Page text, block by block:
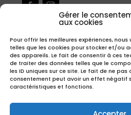
Gérer le
aux cookies
Pour offrir les meilleures expériences,
telles que les cookies pour stocker et/ou
des appareils. Le fait de consentir à ces
de traiter des données telles que le
les ID uniques sur ce site. Le fait de ne
consentement peut avoir un effet négatif
caractéristiques et fonctions.
Inscrivez-vous à notre newsletter
exclusives.
S'inscrire